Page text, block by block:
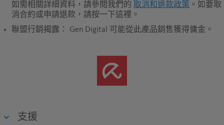
如需相關詳細資料，請參閱我們的 取消和退款政策 。如要取
消合約或申請退款，請按一下這裡。
聯盟行銷揭露：
Gen Digital 可能從此產品銷售獲得傭金。
支援